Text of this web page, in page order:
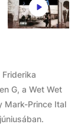
G, a Wet Wet
Mark-Prince Ital